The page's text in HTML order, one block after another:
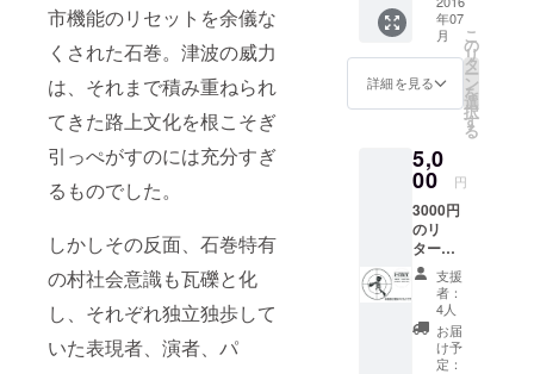
市機能のリセットを余儀な
くされた石巻。津波の威力
は、それまで積み重ねられ
てきた路上文化を根こそぎ
引っぺがすのには充分すぎ
るものでした。
しかしその反面、石巻特有
の村社会意識も瓦礫と化
し、それぞれ独立独歩して
いた表現者、演者、パ
パーティ集
DANCE
市内各所を
一夜限りの
ダンスホー
ルに仕立て
上げ、路上
文化のル
ネッサンス
を起こすべ
く暗躍して
ロゴス
テッ
カー
年07
月
詳細を見る
こ
の
リ
タ
ー
ン
を
選
択
す
る
5,0
00 円
3000円
のリ
ターン
+コイン
ケース
支援
者：
4人
お届
け予
定：